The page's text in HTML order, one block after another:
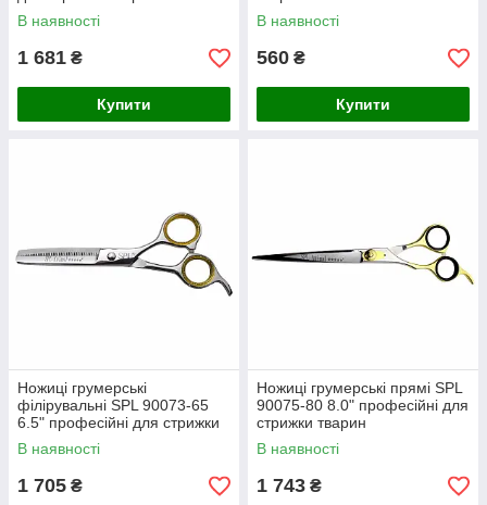
В наявності
1 681 ₴
Купити
В наявності
560 ₴
Купити
Ножиці грумерські
філірувальні SPL 90073-65
6.5" професійні для стрижки
тварин
В наявності
1 705 ₴
Ножиці грумерські прямі SPL
90075-80 8.0" професійні для
стрижки тварин
В наявності
1 743 ₴